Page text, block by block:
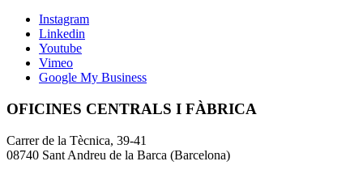
Instagram
Linkedin
Youtube
Vimeo
Google My Business
OFICINES CENTRALS I FÀBRICA
Carrer de la Tècnica, 39-41
08740 Sant Andreu de la Barca (Barcelona)